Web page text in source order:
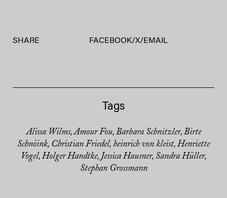
SHARE FACEBOOK/X/ EMAIL
Tags
Alissa Wilms,Amour Fou, Barbara Schnitzler, Birte
Schnöink, Christian Friedel, heinrich von kleist, Henriette
Vogel, Holger Handtke, Jessica Hausner, Sandra Hüller,
Stephan Grossmann